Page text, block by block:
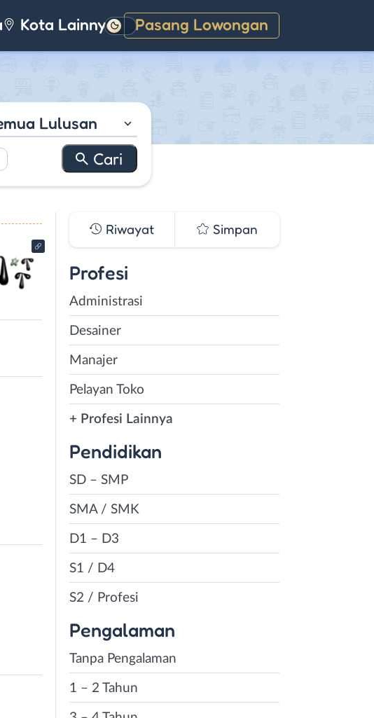
Kota Lainnya Pasang Lowongan
Gelap
Lulusan
Riwayat Simpan
Profesi
Administrasi
Desainer
Manajer
Pelayan Toko
+ Profesi Lainnya
Pendidikan
SD – SMP
SMA / SMK
D1 – D3
S1 / D4
S2 / Profesi
Pengalaman
Tanpa Pengalaman
1 – 2 Tahun